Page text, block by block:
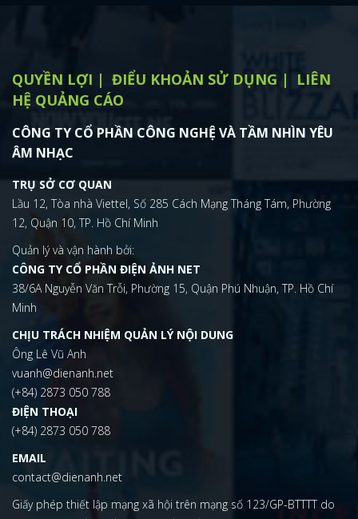
QUYỀN LỢI ĐIỂU KHOẢN SỬ DỤNG
LIÊN
HỆ QUẢNG CÁO
CÔNG TY CỔ PHẦN CÔNG NGHỆ VÀ TẦM NHÌN YÊU
ÂM NHẠC
TRỤ SỞ CƠ QUAN
Lầu 12, Tòa nhà Viettel, Số 285 Cách Mạng Tháng Tám, Phường
12, Quận 10, TP. Hồ Chí Minh
Quản lý và vận hành bởi:
CÔNG TY CỔ PHẦN ĐIỆN ẢNH NET
38/6A Nguyễn Văn Trỗi, Phường 15, Quận Phú Nhuận, TP. Hồ Chí
Minh
CHỊU TRÁCH NHIỆM QUẢN LÝ NỘI DUNG
Ông Lê Vũ Anh
vuanh@dienanh.net
(+84) 2873 050 788
ĐIỆN THOẠI
(+84) 2873 050 788
EMAIL
contact@dienanh.net
Giấy phép thiết lập mạng xã hội trên mạng số 123/GP-BTTTT do